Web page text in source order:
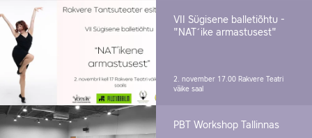
VII Sügisene balletiõhtu -
"NAT´ike armastusest"
2. november 17.00 Rakvere Teatri
väike saal
PBT Workshop Tallinnas